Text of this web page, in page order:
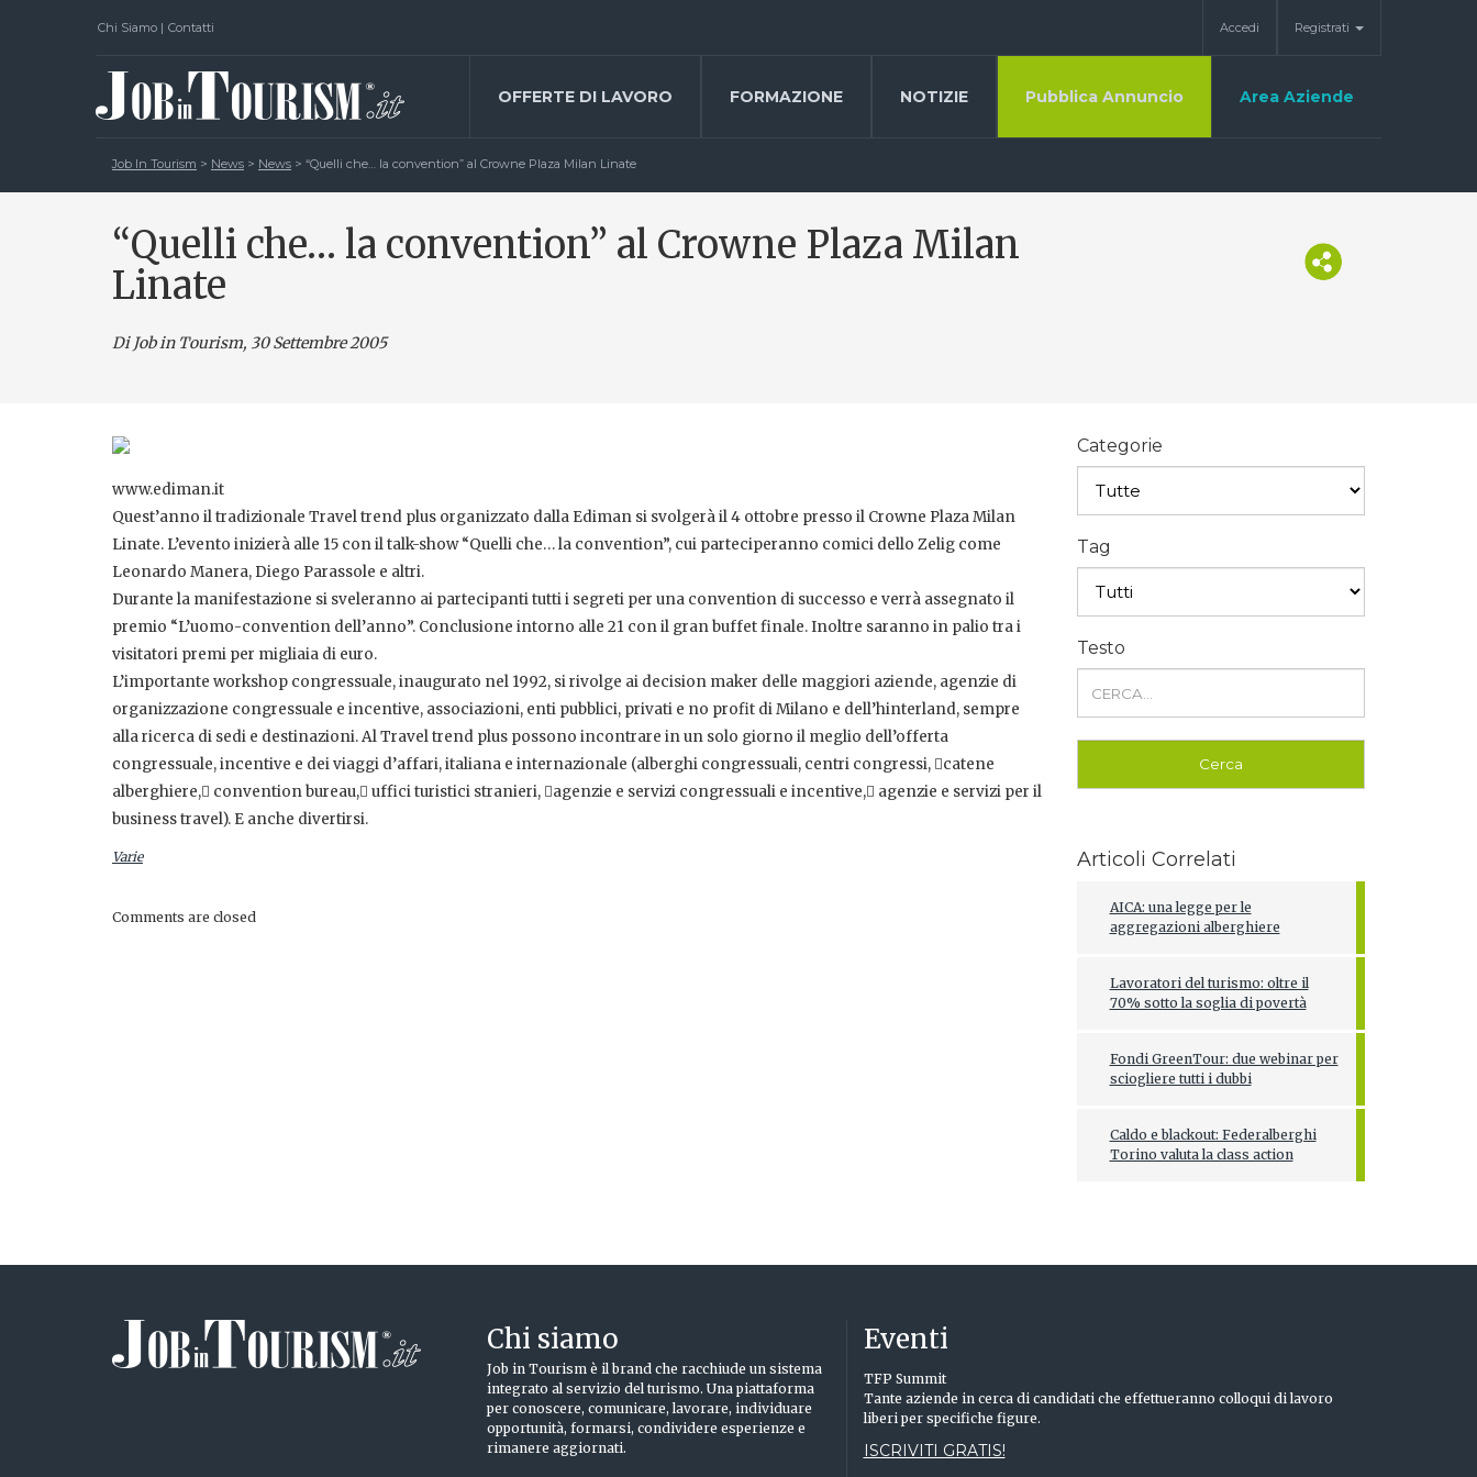
Chi Siamo | Contatti Accedi Registrati
OFFERTE DI LAVORO FORMAZIONE NOTIZIE Pubblica Annuncio Area Aziende
Job In Tourism > News > News > “Quelli che… la convention” al Crowne Plaza Milan Linate
“Quelli che… la convention” al Crowne Plaza Milan
Linate
Di Job in Tourism, 30 Settembre 2005
www.ediman.it
Quest’anno il tradizionale Travel trend plus organizzato dalla Ediman si svolgerà il 4 ottobre presso il Crowne Plaza Milan
Linate. L’evento inizierà alle 15 con il talk-show “Quelli che… la convention”, cui parteciperanno comici dello Zelig come
Leonardo Manera, Diego Parassole e altri.
Durante la manifestazione si sveleranno ai partecipanti tutti i segreti per una convention di successo e verrà assegnato il
premio “L’uomo-convention dell’anno”. Conclusione intorno alle 21 con il gran buffet finale. Inoltre saranno in palio tra i
visitatori premi per migliaia di euro.
L’importante workshop congressuale, inaugurato nel 1992, si rivolge ai decision maker delle maggiori aziende, agenzie di
organizzazione congressuale e incentive, associazioni, enti pubblici, privati e no profit di Milano e dell’hinterland, sempre
alla ricerca di sedi e destinazioni. Al Travel trend plus possono incontrare in un solo giorno il meglio dell’offerta
congressuale, incentive e dei viaggi d’affari, italiana e internazionale (alberghi congressuali, centri congressi, catene
alberghiere, convention bureau, uffici turistici stranieri, agenzie e servizi congressuali e incentive, agenzie e servizi per il
business travel). E anche divertirsi.
Varie
Comments are closed
Categorie
Tag
Testo
Articoli Correlati
AICA: una legge per le
aggregazioni alberghiere
Lavoratori del turismo: oltre il
70% sotto la soglia di povertà
Fondi GreenTour: due webinar per
sciogliere tutti i dubbi
Caldo e blackout: Federalberghi
Torino valuta la class action
Chi siamo
Job in Tourism è il brand che racchiude un sistema
integrato al servizio del turismo. Una piattaforma
per conoscere, comunicare, lavorare, individuare
opportunità, formarsi, condividere esperienze e
rimanere aggiornati.
Eventi
TFP Summit
Tante aziende in cerca di candidati che effettueranno colloqui di lavoro
liberi per specifiche figure.
ISCRIVITI GRATIS!